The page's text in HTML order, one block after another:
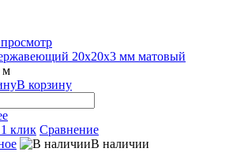
20х20х3 мм матовый
м
В корзину
клик Сравнение
В наличии